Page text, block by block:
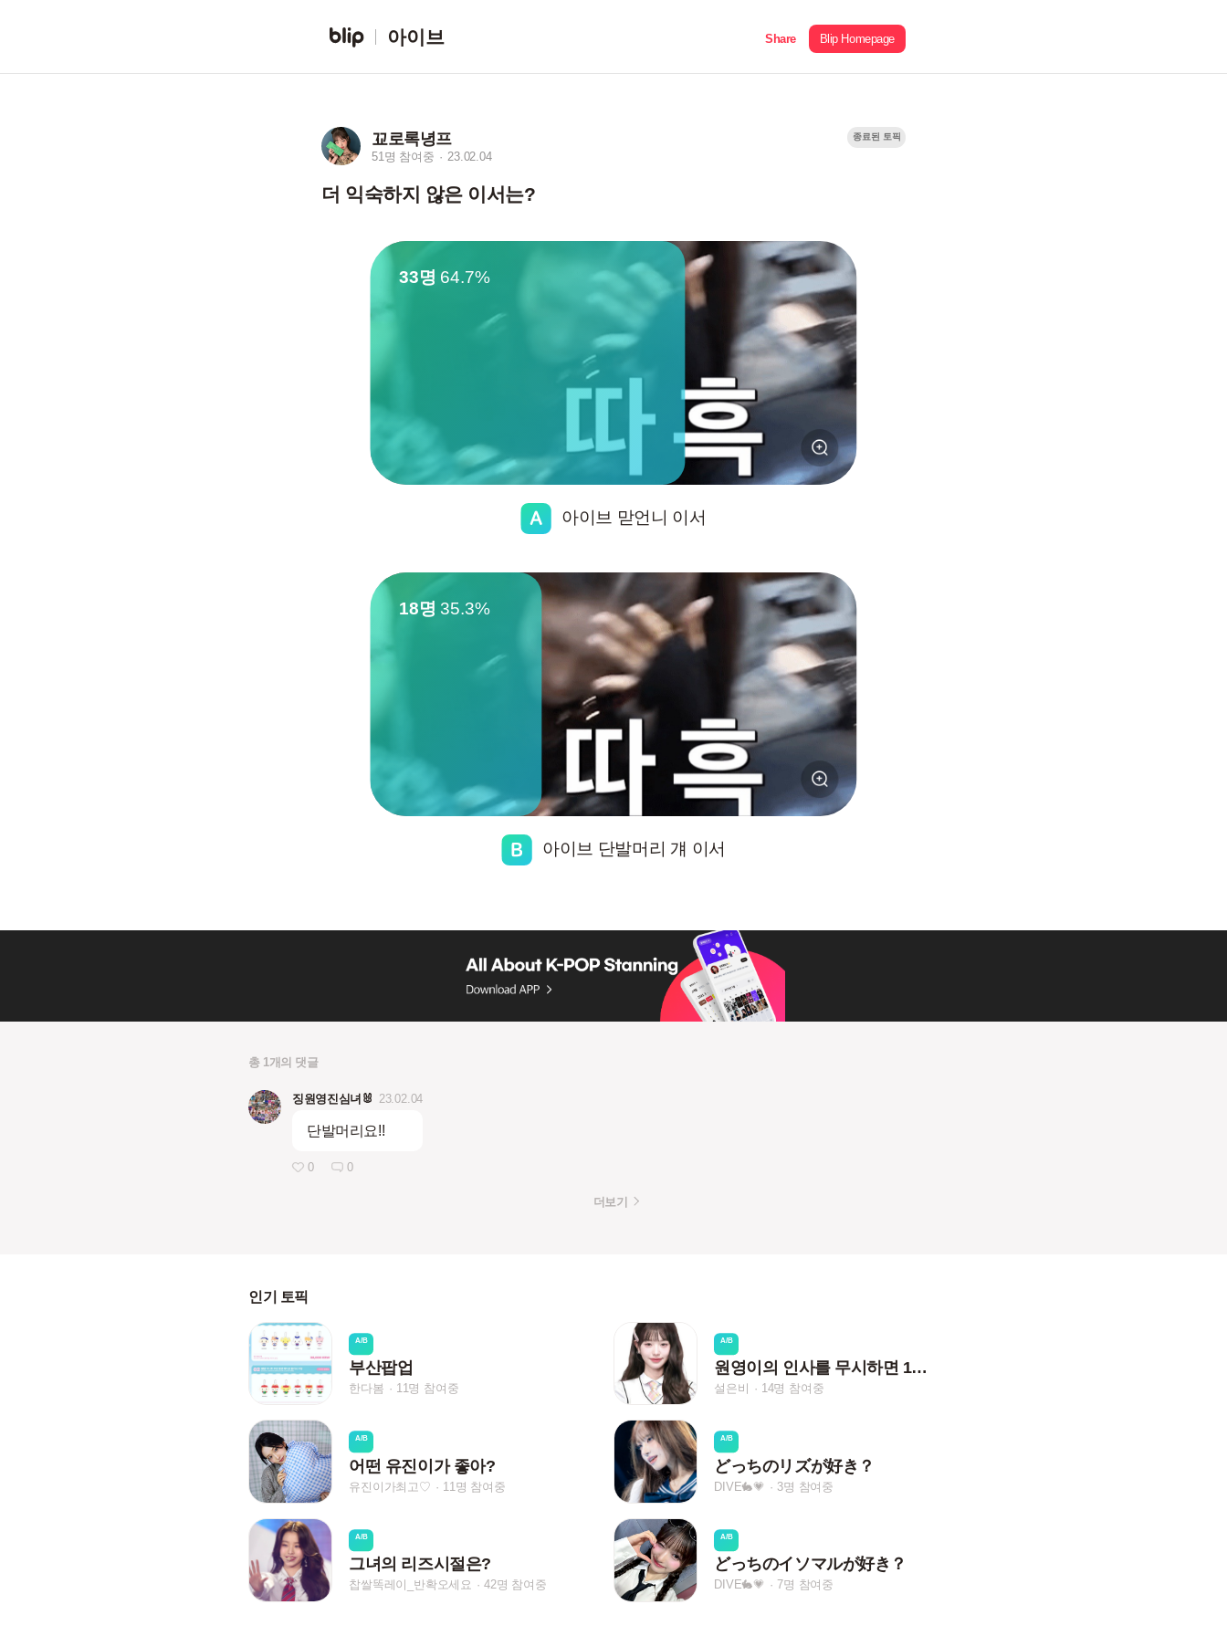
아이브 Share Blip Homepage
꾜로록녕프
51명 참여중 23.02.04
종료된 토픽
더 익숙하지 않은 이서는?
33명 64.7%
아이브 맏언니 이서
18명 35.3%
아이브 단발머리 걔 이서
총 1개의 댓글
징원영진심녀🐰 23.02.04
단발머리요!!
0 0
더보기
인기 토픽
A/B
부산팝업
한다봄 11명 참여중
A/B
원영이의 인사를 무시하면 1000만원 입니다. 당신의 선택은?
설은비 14명 참여중
A/B
어떤 유진이가 좋아?
유진이가최고♡ 11명 참여중
A/B
どっちのリズが好き？
DIVE🐇💗 3명 참여중
A/B
그녀의 리즈시절은?
찹쌀똑레이_반확오세요 42명 참여중
A/B
どっちのイソマルが好き？
DIVE🐇💗 7명 참여중